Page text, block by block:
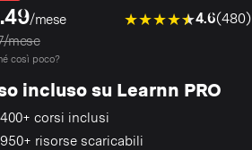
/mese
mese
4.6(480)
così poco?
incluso su Learnn PRO
400+ corsi inclusi
950+ risorse scaricabili